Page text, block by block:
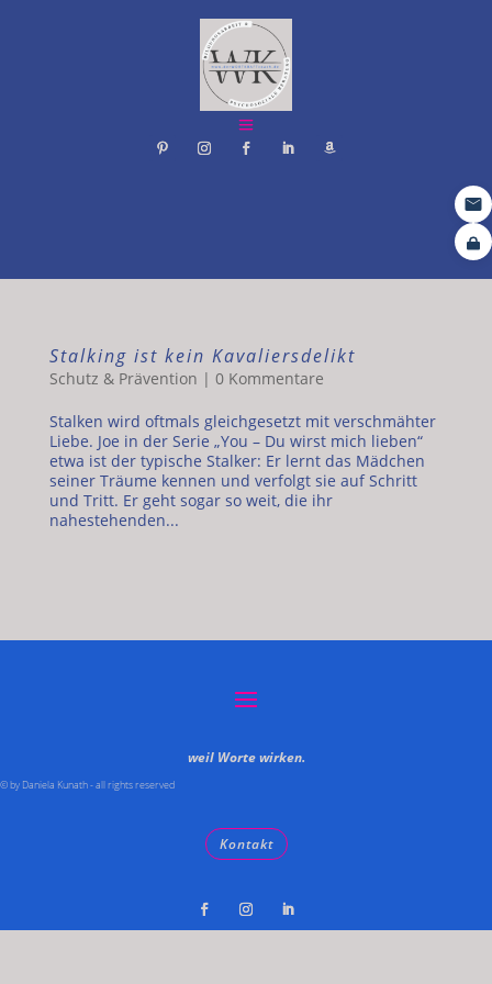
Stalking ist kein Kavaliersdelikt
Schutz & Prävention | 0 Kommentare
Stalken wird oftmals gleichgesetzt mit verschmähter
Liebe. Joe in der Serie „You – Du wirst mich lieben“
etwa ist der typische Stalker: Er lernt das Mädchen
seiner Träume kennen und verfolgt sie auf Schritt
und Tritt. Er geht sogar so weit, die ihr
nahestehenden...
weil Worte wirken.
© by Daniela Kunath - all rights reserved
Kontakt